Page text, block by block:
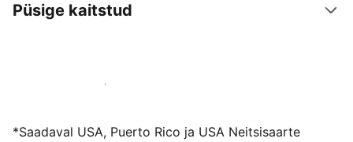
Püsige kaitstud
Võõrusta meiega juba täna
*Saadaval USA, Puerto Rico ja USA Neitsisaarte